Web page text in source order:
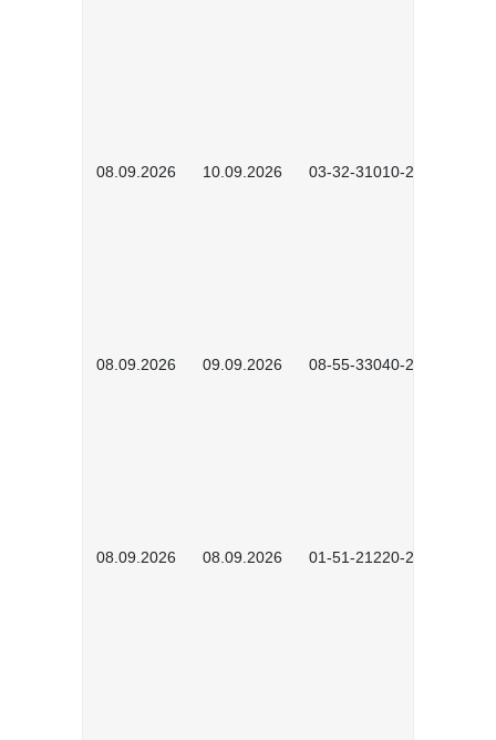
08.09.2026 10.09.2026 03-32-31010-2606
08.09.2026 09.09.2026 08-55-33040-2602
08.09.2026 08.09.2026 01-51-21220-2601